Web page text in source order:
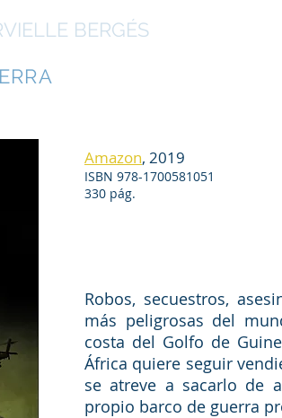
BERGÉS
Amazon, 2019
ISBN 978-1700581051
330 pág.
Robos, secuestros,
más peligrosas del
costa del Golfo de
África quiere seguir
se atreve a sacarlo de
propio barco de guerra